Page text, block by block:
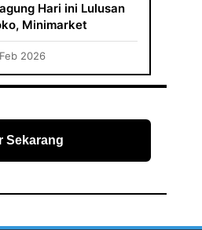
Hari ini Lulusan
Minimarket
2026
Sekarang